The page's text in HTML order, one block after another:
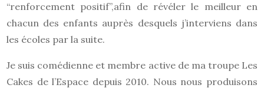
“renforcement positif”,afin de révéler le meilleur en
chacun des enfants auprès desquels j’interviens dans
les écoles par la suite.
Je suis comédienne et membre active de ma troupe Les
Cakes de l’Espace depuis 2010. Nous nous produisons